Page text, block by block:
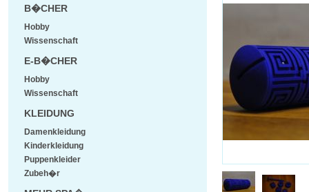
B�CHER
Hobby
Wissenschaft
E-B�CHER
Hobby
Wissenschaft
KLEIDUNG
Damenkleidung
Kinderkleidung
Puppenkleider
Zubeh�r